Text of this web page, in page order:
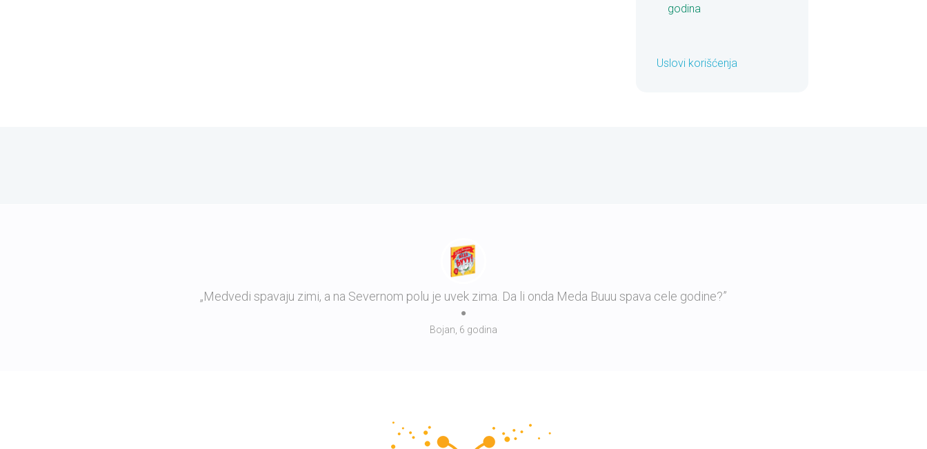
godina
Uslovi korišćenja
„Medvedi spavaju zimi, a na Severnom polu je uvek zima. Da li onda Meda Buuu spava cele godine?”
Bojan, 6 godina